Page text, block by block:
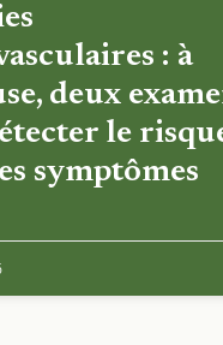
: à
deux
le
symptômes